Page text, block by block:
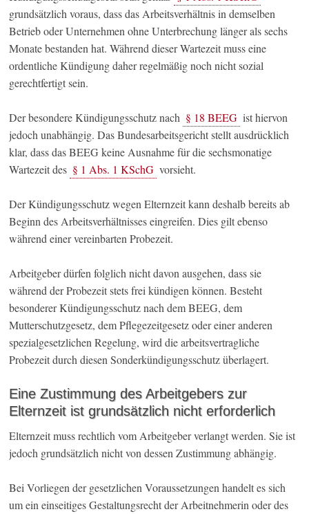
grundsätzlich voraus, dass das Arbeitsverhältnis in demselben
Betrieb oder Unternehmen ohne Unterbrechung länger als sechs
Monate bestanden hat. Während dieser Wartezeit muss eine
ordentliche Kündigung daher regelmäßig noch nicht sozial
gerechtfertigt sein.
Der besondere Kündigungsschutz nach § 18 BEEG ist hiervon
jedoch unabhängig. Das Bundesarbeitsgericht stellt ausdrücklich
klar, dass das BEEG keine Ausnahme für die sechsmonatige
Wartezeit des § 1 Abs. 1 KSchG vorsieht.
Der Kündigungsschutz wegen Elternzeit kann deshalb bereits ab
Beginn des Arbeitsverhältnisses eingreifen. Dies gilt ebenso
während einer vereinbarten Probezeit.
Arbeitgeber dürfen folglich nicht davon ausgehen, dass sie
während der Probezeit stets frei kündigen können. Besteht
besonderer Kündigungsschutz nach dem BEEG, dem
Mutterschutzgesetz, dem Pflegezeitgesetz oder einer anderen
spezialgesetzlichen Regelung, wird die arbeitsvertragliche
Probezeit durch diesen Sonderkündigungsschutz überlagert.
Eine Zustimmung des Arbeitgebers zur
Elternzeit ist grundsätzlich nicht erforderlich
Elternzeit muss rechtlich vom Arbeitgeber verlangt werden. Sie ist
jedoch grundsätzlich nicht von dessen Zustimmung abhängig.
Bei Vorliegen der gesetzlichen Voraussetzungen handelt es sich
um ein einseitiges Gestaltungsrecht der Arbeitnehmerin oder des